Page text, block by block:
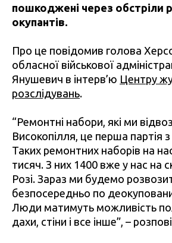
пошкоджені через обстріли
окупантів.
Про це повідомив голова
обласної військової
Янушевич в інтерв’ю Центру
розслідувань.
“Ремонтні набори, які ми
Високопілля, це перша партія
Таких ремонтних наборів на
тисяч. З них 1400 вже у нас на
Розі. Зараз ми будемо
безпосередньо по
Люди матимуть можливість
дахи, стіни і все інше”, –